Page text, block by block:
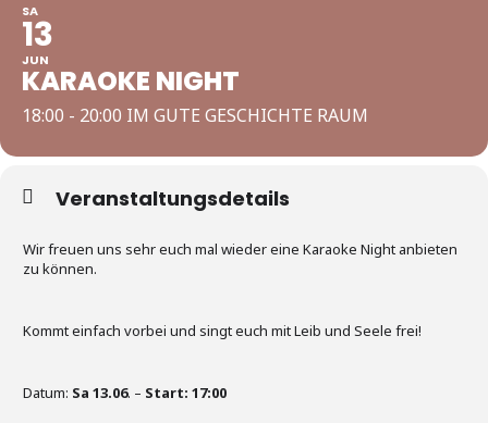
SA
13
JUN
KARAOKE NIGHT
18:00 - 20:00 IM GUTE GESCHICHTE RAUM
Veranstaltungsdetails
Wir freuen uns sehr euch mal wieder eine Karaoke Night anbieten
zu können.
Kommt einfach vorbei und singt euch mit Leib und Seele frei!
Datum: Sa 13.06. – Start: 17:00